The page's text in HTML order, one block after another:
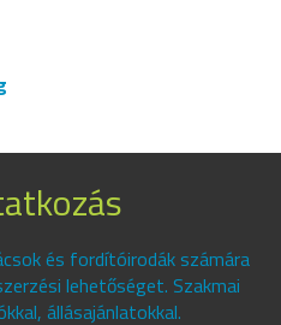
és fordítóirodák számára
lehetőséget. Szakmai
állásajánlatokkal.